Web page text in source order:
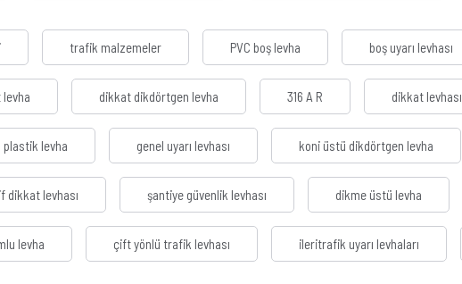
trafik malzemeler PVC boş levha boş uyarı levhası
dikkat dikdörtgen levha 316 A R dikkat levhası
plastik levha genel uyarı levhası koni üstü dikdörtgen levha
dikkat levhası şantiye güvenlik levhası dikme üstü levha
levha çift yönlü trafik levhası ileritrafik uyarı levhaları